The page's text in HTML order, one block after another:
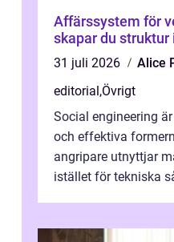
Affärssystem för
skapar du
31 juli 2026
Alice
editorial,Övrigt
Social engineering
och effektiva
angripare utnyttjar
istället för tekniska